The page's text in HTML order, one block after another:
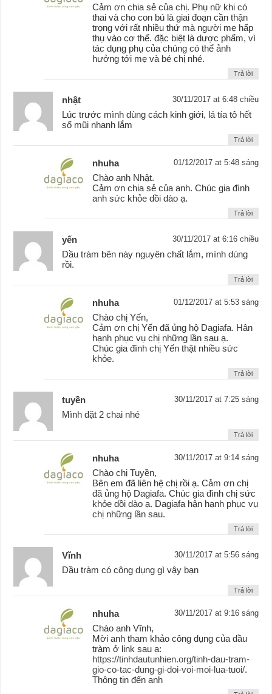
Cảm ơn chia sẻ của chị. Phụ nữ khi có
thai và cho con bú là giai đoạn cần thận
trọng với rất nhiều thứ mà người mẹ hấp
thụ vào cơ thể. đặc biệt là dược phẩm, vì
tác dụng phụ của chúng có thể ảnh
hưởng tới mẹ và bé chị nhé.
Trả lời
nhật 30/11/2017 at 6:48 chiều
Lúc trước mình dùng cách kinh giới, lá tía tô hết
sổ mũi nhanh lắm
Trả lời
nhuha 01/12/2017 at 5:48 sáng
Chào anh Nhật.
Cảm ơn chia sẻ của anh. Chúc gia đình
anh sức khỏe dồi dào ạ.
Trả lời
yến 30/11/2017 at 6:16 chiều
Dầu tràm bên này nguyên chất lắm, mình dùng
rồi.
Trả lời
nhuha 01/12/2017 at 5:53 sáng
Chào chị Yến,
Cảm ơn chị Yến đã ủng hộ Dagiafa. Hân
hạnh phục vụ chị những lần sau ạ.
Chúc gia đình chị Yến thật nhiều sức
khỏe.
Trả lời
tuyền 30/11/2017 at 7:25 sáng
Mình đặt 2 chai nhé
Trả lời
nhuha 30/11/2017 at 9:14 sáng
Chào chị Tuyền,
Bên em đã liên hệ chị rồi ạ. Cảm ơn chị
đã ủng hộ Dagiafa. Chúc gia đình chị sức
khỏe dồi dào ạ. Dagiafa hận hạnh phục vụ
chị những lần sau.
Trả lời
Vĩnh 30/11/2017 at 5:56 sáng
Dầu tràm có công dụng gì vậy bạn
Trả lời
nhuha 30/11/2017 at 9:16 sáng
Chào anh Vĩnh,
Mời anh tham khảo công dụng của dầu
tràm ở link sau ạ:
https://tinhdautunhien.org/tinh-dau-tram-
gio-co-tac-dung-gi-doi-voi-moi-lua-tuoi/.
Thông tin đến anh